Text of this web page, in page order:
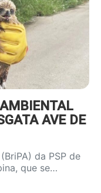
AVE DE
da PSP de
que se…